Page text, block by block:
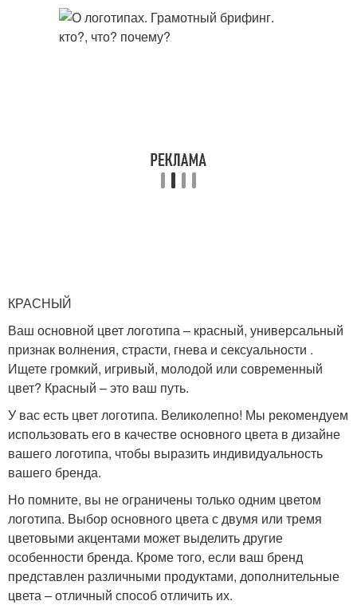
КРАСНЫЙ
Ваш основной цвет логотипа – красный, универсальный
признак волнения, страсти, гнева и сексуальности .
Ищете громкий, игривый, молодой или современный
цвет? Красный – это ваш путь.
У вас есть цвет логотипа. Великолепно! Мы рекомендуем
использовать его в качестве основного цвета в дизайне
вашего логотипа, чтобы выразить индивидуальность
вашего бренда.
Но помните, вы не ограничены только одним цветом
логотипа. Выбор основного цвета с двумя или тремя
цветовыми акцентами может выделить другие
особенности бренда. Кроме того, если ваш бренд
представлен различными продуктами, дополнительные
цвета – отличный способ отличить их.